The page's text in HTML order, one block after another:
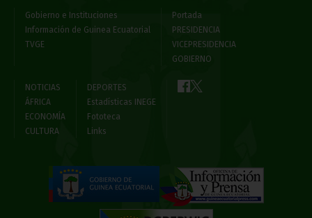
Gobierno e Instituciones
Información de Guinea Ecuatorial
TVGE
Portada
PRESIDENCIA
VICEPRESIDENCIA
GOBIERNO
NOTICIAS
ÁFRICA
ECONOMÍA
CULTURA
DEPORTES
Estadísticas INEGE
Fototeca
Links